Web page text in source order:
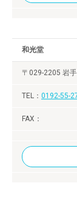
和光堂
〒029-2205 岩
0192-55-